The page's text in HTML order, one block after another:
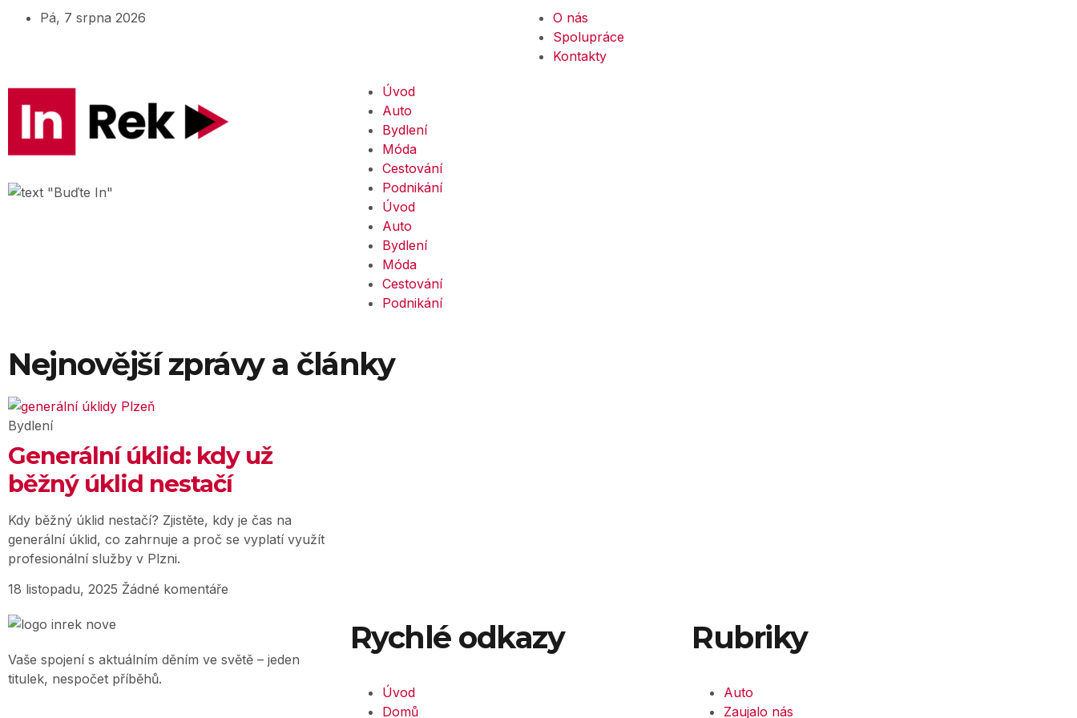
Pá, 7 srpna 2026
O nás
Spolupráce
Kontakty
Úvod
Auto
Bydlení
Móda
Cestování
Podnikání
Úvod
Auto
Bydlení
Móda
Cestování
Podnikání
Nejnovější zprávy a články
Bydlení
Generální úklid: kdy už
běžný úklid nestačí
Kdy běžný úklid nestačí? Zjistěte, kdy je čas na
generální úklid, co zahrnuje a proč se vyplatí využít
profesionální služby v Plzni.
18 listopadu, 2025 Žádné komentáře
Vaše spojení s aktuálním děním ve světě – jeden
titulek, nespočet příběhů.
Rychlé odkazy
Úvod
Domů
Rubriky
Auto
Zaujalo nás